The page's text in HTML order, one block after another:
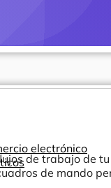
electrónico
de trabajo de
de mando